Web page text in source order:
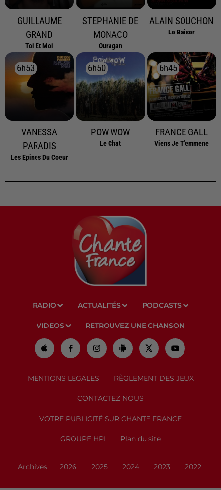
GUILLAUME
GRAND
Toi Et Moi
STEPHANIE DE
MONACO
Ouragan
ALAIN SOUCHON
Le Baiser
6h53
6h53
VANESSA
PARADIS
Les Epines Du Coeur
6h50
6h50
POW WOW
Le Chat
6h45
6h45
FRANCE GALL
Viens Je T'emmene
RADIO ACTUALITÉS PODCASTS
VIDEOS RETROUVEZ UNE CHANSON
MENTIONS LEGALES RÈGLEMENT DES JEUX
CONTACTEZ NOUS
VOTRE PUBLICITÉ SUR CHANTE FRANCE
GROUPE HPI Plan du site
Archives 2026 2025 2024 2023 2022